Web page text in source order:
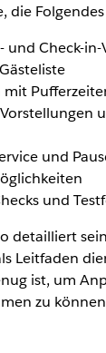
und Check-in-
mit
und
und
detailliert
Leitfaden
ist, um
zu